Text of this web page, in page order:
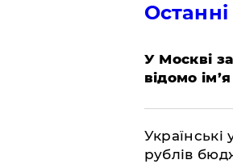
​У Москві
відомо ім’я
рублів